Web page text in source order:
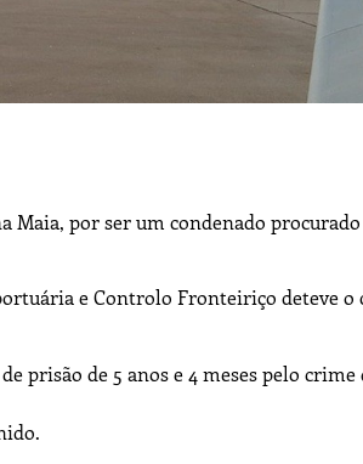
Maia, por ser um condenado
e Controlo Fronteiriço deteve o
prisão de 5 anos e 4 meses pelo crime